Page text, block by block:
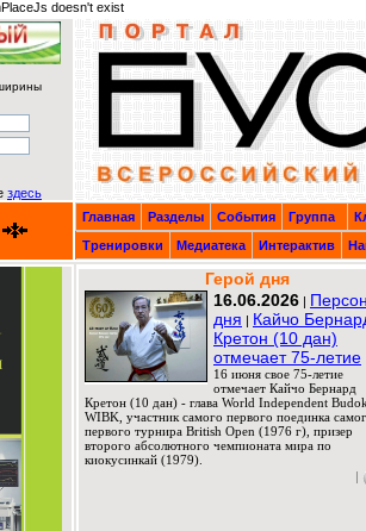
doesn't exist
здесь
Главная
Разделы События Группа
Тренировки
Медиатека Интерактив
Герой дня
16.06.2026 |
дня | Кайчо
Кретон (10 дан)
отмечает 75-летие
16 июня свое 75-летие
отмечает Кайчо Бернард
Кретон (10 дан) - глава World Independent
WIBK, участник самого первого поединка
первого турнира British Open (1976 г), призер
второго абсолютного чемпионата мира по
киокусинкай (1979).
|